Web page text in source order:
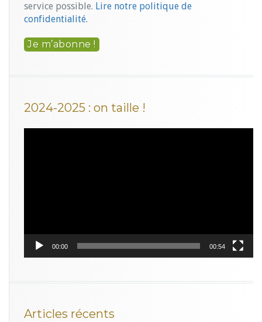
service possible. Lire notre politique de
confidentialité.
2024-2025 : on taille !
00:00 00:54
Articles récents